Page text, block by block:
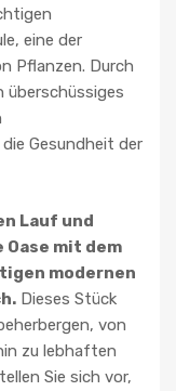
eine der
Pflanzen. Durch
überschüssiges
Gesundheit der
Lauf und
mit dem
modernen
Dieses Stück
von
zu lebhaften
Sie sich vor,